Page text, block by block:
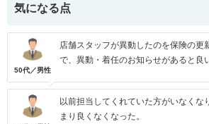
気になる点
50代／男性
店舗スタッフが異動したのを保険の更
で、異動・着任のお知らせがあると良
以前担当してくれていた方がいなくな
まり良くなくなった。